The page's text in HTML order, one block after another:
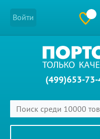
Войти
(499)653-73-